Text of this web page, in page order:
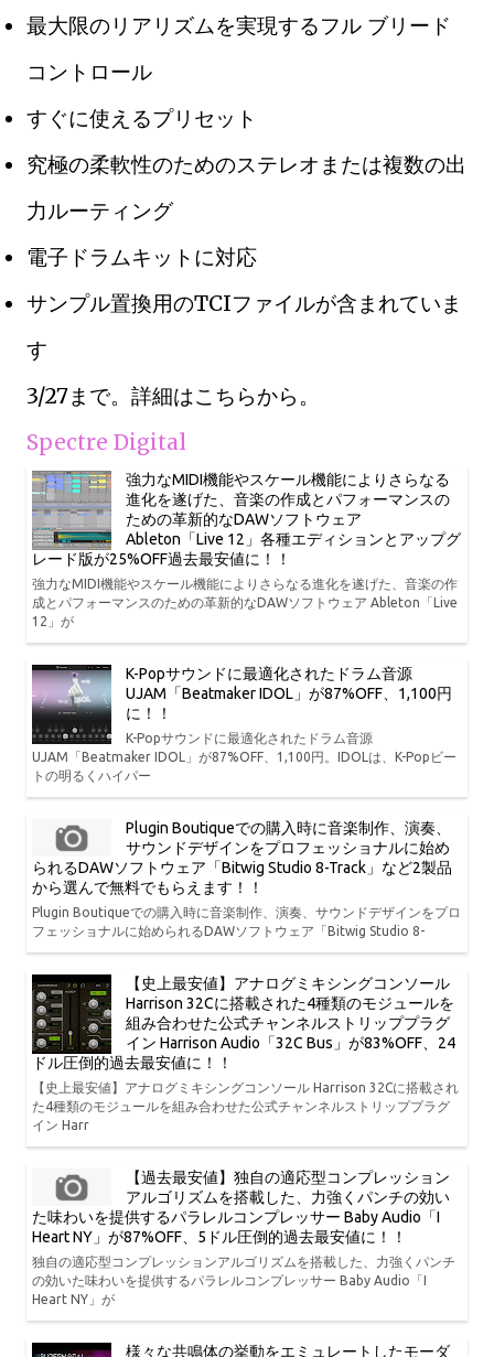
最大限のリアリズムを実現するフル ブリード
コントロール
すぐに使えるプリセット
究極の柔軟性のためのステレオまたは複数の出
力ルーティング
電子ドラムキットに対応
サンプル置換用のTCIファイルが含まれていま
す
3/27まで。詳細はこちらから。
Spectre Digital
強力なMIDI機能やスケール機能によりさらなる
進化を遂げた、音楽の作成とパフォーマンスの
ための革新的なDAWソフトウェア
Ableton「Live 12」各種エディションとアップグ
レード版が25%OFF過去最安値に！！
強力なMIDI機能やスケール機能によりさらなる進化を遂げた、音楽の作
成とパフォーマンスのための革新的なDAWソフトウェア Ableton「Live
12」が
K-Popサウンドに最適化されたドラム音源
UJAM「Beatmaker IDOL」が87%OFF、1,100円
に！！
K-Popサウンドに最適化されたドラム音源
UJAM「Beatmaker IDOL」が87%OFF、1,100円。IDOLは、K-Popビー
トの明るくハイパー
Plugin Boutiqueでの購入時に音楽制作、演奏、
サウンドデザインをプロフェッショナルに始め
られるDAWソフトウェア「Bitwig Studio 8-Track」など2製品
から選んで無料でもらえます！！
Plugin Boutiqueでの購入時に音楽制作、演奏、サウンドデザインをプロ
フェッショナルに始められるDAWソフトウェア「Bitwig Studio 8-
【史上最安値】アナログミキシングコンソール
Harrison 32Cに搭載された4種類のモジュールを
組み合わせた公式チャンネルストリッププラグ
イン Harrison Audio「32C Bus」が83%OFF、24
ドル圧倒的過去最安値に！！
【史上最安値】アナログミキシングコンソール Harrison 32Cに搭載され
た4種類のモジュールを組み合わせた公式チャンネルストリッププラグ
イン Harr
【過去最安値】独自の適応型コンプレッション
アルゴリズムを搭載した、力強くパンチの効い
た味わいを提供するパラレルコンプレッサー Baby Audio「I
Heart NY」が87%OFF、5ドル圧倒的過去最安値に！！
独自の適応型コンプレッションアルゴリズムを搭載した、力強くパンチ
の効いた味わいを提供するパラレルコンプレッサー Baby Audio「I
Heart NY」が
様々な共鳴体の挙動をエミュレートしたモーダ